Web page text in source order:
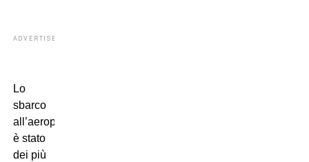
ADVERTISEMENT
Lo
sbarco
all’aeroporto
è stato
dei più